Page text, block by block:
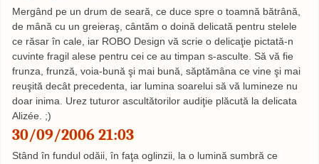
Mergând pe un drum de seară, ce duce spre o toamnă bătrână,
de mână cu un greieraş, cântăm o doină delicată pentru stelele
ce răsar în cale, iar ROBO Design vă scrie o delicaţie pictată-n
cuvinte fragil alese pentru cei ce au timpan s-asculte. Să vă fie
frunza, frunză, voia-bună şi mai bună, săptămâna ce vine şi mai
reuşită decât precedenta, iar lumina soarelui să vă lumineze nu
doar inima. Urez tuturor ascultătorilor audiţie plăcută la delicata
Alizée. ;)
30/09/2006 21:03
Stând în fundul odăii, în faţa oglinzii, la o lumină sumbră ce